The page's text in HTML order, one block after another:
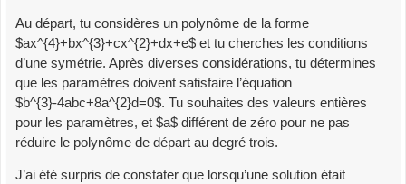
Au départ, tu considères un polynôme de la forme
$ax^{4}+bx^{3}+cx^{2}+dx+e$ et tu cherches les conditions
d’une symétrie. Après diverses considérations, tu détermines
que les paramètres doivent satisfaire l’équation
$b^{3}-4abc+8a^{2}d=0$. Tu souhaites des valeurs entières
pour les paramètres, et $a$ différent de zéro pour ne pas
réduire le polynôme de départ au degré trois.
J’ai été surpris de constater que lorsqu’une solution était